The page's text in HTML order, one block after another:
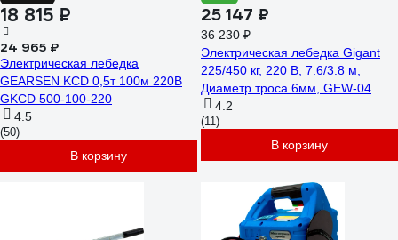
18 815 ₽
24 965 ₽
Электрическая лебедка
GEARSEN KCD 0,5т 100м 220В
GKCD 500-100-220
4.5
(50)
В корзину
25 147 ₽
36 230 ₽
Электрическая лебедка Gigant
225/450 кг, 220 В, 7.6/3.8 м,
Диаметр троса 6мм, GEW-04
4.2
(11)
В корзину